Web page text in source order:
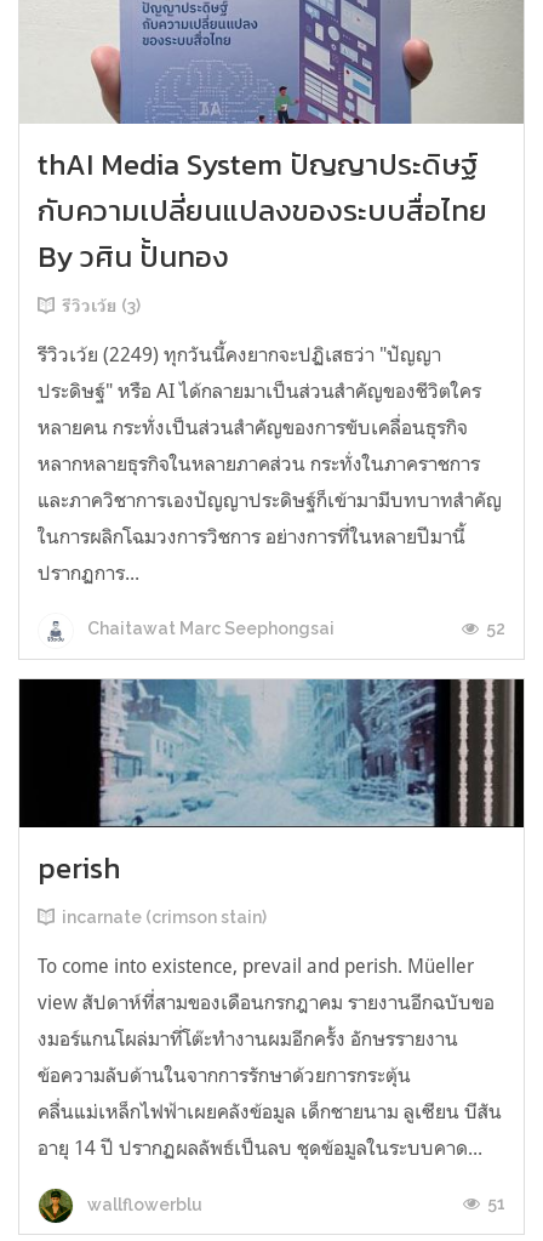
thAI Media System ปัญญาประดิษฐ์
กับความเปลี่ยนแปลงของระบบสื่อไทย
By วศิน ปั้นทอง
รีวิวเว้ย (3)
รีวิวเว้ย (2249) ทุกวันนี้คงยากจะปฏิเสธว่า "ปัญญา
ประดิษฐ์" หรือ AI ได้กลายมาเป็นส่วนสำคัญของชีวิตใคร
หลายคน กระทั่งเป็นส่วนสำคัญของการขับเคลื่อนธุรกิจ
หลากหลายธุรกิจในหลายภาคส่วน กระทั่งในภาคราชการ
และภาควิชาการเองปัญญาประดิษฐ์ก็เข้ามามีบทบาทสำคัญ
ในการผลิกโฉมวงการวิชการ อย่างการที่ในหลายปีมานี้
ปรากฏการ...
Chaitawat Marc Seephongsai 52
perish
incarnate (crimson stain)
To come into existence, prevail and perish. Müeller
view สัปดาห์ที่สามของเดือนกรกฎาคม รายงานอีกฉบับขอ
งมอร์แกนโผล่มาที่โต๊ะทำงานผมอีกครั้ง อักษรรายงาน
ข้อความลับด้านในจากการรักษาด้วยการกระตุ้น
คลื่นแม่เหล็กไฟฟ้าเผยคลังข้อมูล เด็กชายนาม ลูเซียน บีสัน
อายุ 14 ปี ปรากฏผลลัพธ์เป็นลบ ชุดข้อมูลในระบบคาด...
wallflowerblu 51